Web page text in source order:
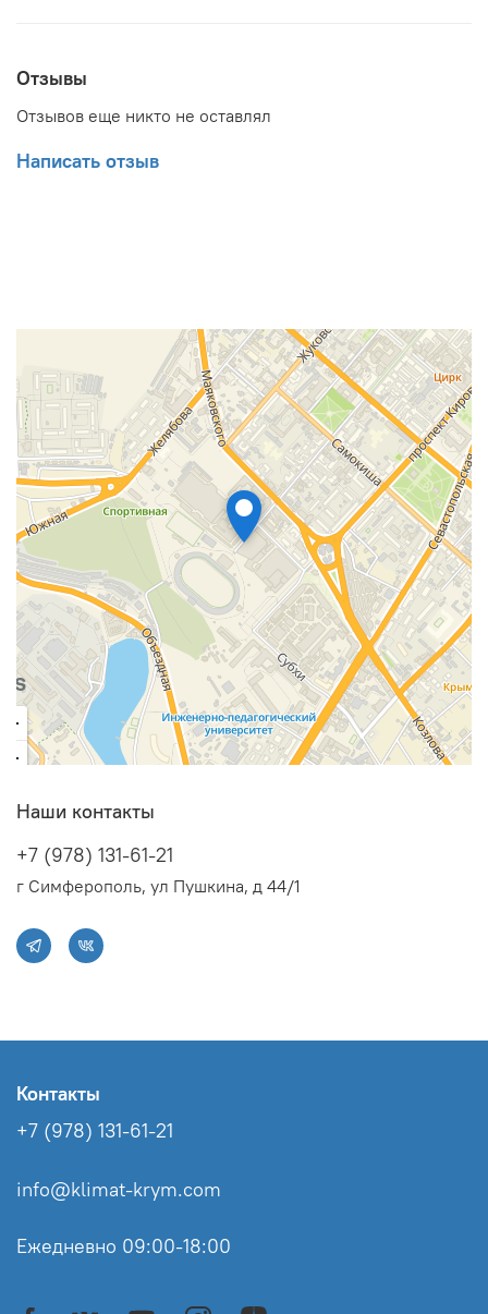
Отзывы
Отзывов еще никто не оставлял
Написать отзыв
Наши контакты
+7 (978) 131-61-21
г Симферополь, ул Пушкина, д 44/1
Контакты
+7 (978) 131-61-21
info@klimat-krym.com
Ежедневно 09:00-18:00